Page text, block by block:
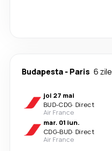
Budapesta- Paris 6 zile
joi 27 mai
BUD-CDG· Direct
Air France
mar. 01 iun.
CDG-BUD· Direct
Air France